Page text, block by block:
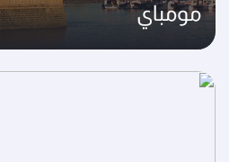
مومباي